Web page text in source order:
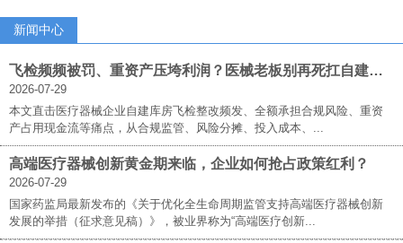
新闻中心
飞检频频被罚、重资产压垮利润？医械老板别再死扛自建库房！立菲佰世三方仓才是破局答案
2026-07-29
本文直击医疗器械企业自建库房飞检整改频发、全额承担合规风险、重资
产占用现金流等痛点，从合规监管、风险分摊、投入成本、...
高端医疗器械创新黄金期来临，企业如何抢占政策红利？
2026-07-29
国家药监局最新发布的《关于优化全生命周期监管支持高端医疗器械创新
发展的举措（征求意见稿）》，被业界称为“高端医疗创新...